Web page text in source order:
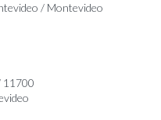
/ Montevideo
11700